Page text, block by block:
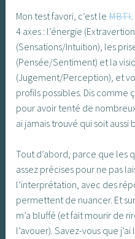
Mon test favori, c’est leMBTI
4 axes : l’énergie
(Sensations/Intuition), les
(Pensée/Sentiment) et la
(Jugement/Perception), et
profils possibles. Dis comme
pour avoir tenté de
ai jamais trouvé qui soit aussi
Tout d’abord, parce que les
assez précises pour ne pas
l’interprétation, avec des
permettent de nuancer. Et
m’a bluffé (et fait mourir de
l’avouer). Savez-vous que